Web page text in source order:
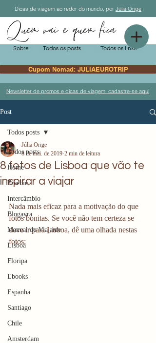
Sobre Todos os posts Todos os links
Cupom Nomad: JULIAEUROTRIP
Dicas de viagem ao redor do mundo, por Júlia Orige
Newsletter de promos e dicas de viagem: cadastre-se aqui
Post
Todos posts
Home
Freebie
Intercâmbio
Blogayra
Manual do Viajante
Lisboa
Floripa
Ebooks
Espanha
Santiago
Chile
Amsterdam
Todos posts
8 fotos de Lisboa que vão te
inspirar a viajar
Júlia Orige
8 de mai. de 2019 2 min de leitura
Nada mais eficaz para a motivação do que
fotos bonitas. Se você não tem certeza se
deve ir para Lisboa, dê uma olhada nestas
fotos: